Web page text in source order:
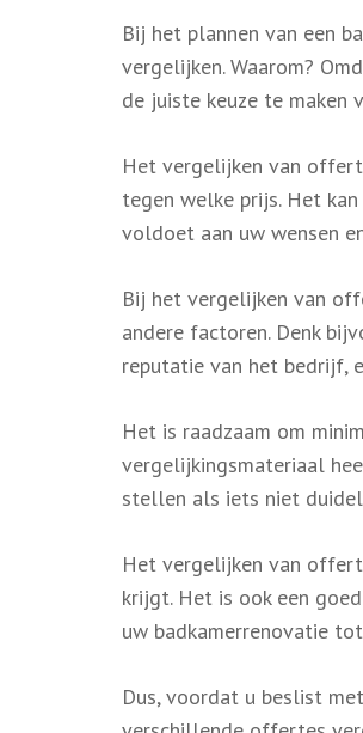
Bij het plannen van een
vergelijken. Waarom?
de juiste keuze te maken
Het vergelijken van
tegen welke prijs. Het
voldoet aan uw wensen
Bij het vergelijken van
andere factoren. Denk
reputatie van het bedrijf,
Het is raadzaam om
vergelijkingsmateriaal
stellen als iets niet
Het vergelijken van
krijgt. Het is ook een
uw badkamerrenovatie
Dus, voordat u beslist